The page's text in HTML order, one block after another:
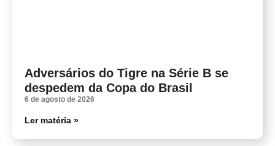
Adversários do Tigre na Série B se
despedem da Copa do Brasil
6 de agosto de 2026
Ler matéria »